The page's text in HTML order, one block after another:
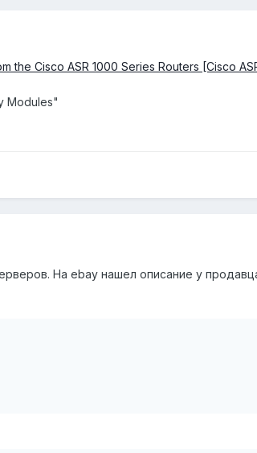
the Cisco ASR 1000 Series Routers [Cisco
Modules"
На ebay нашел описание у